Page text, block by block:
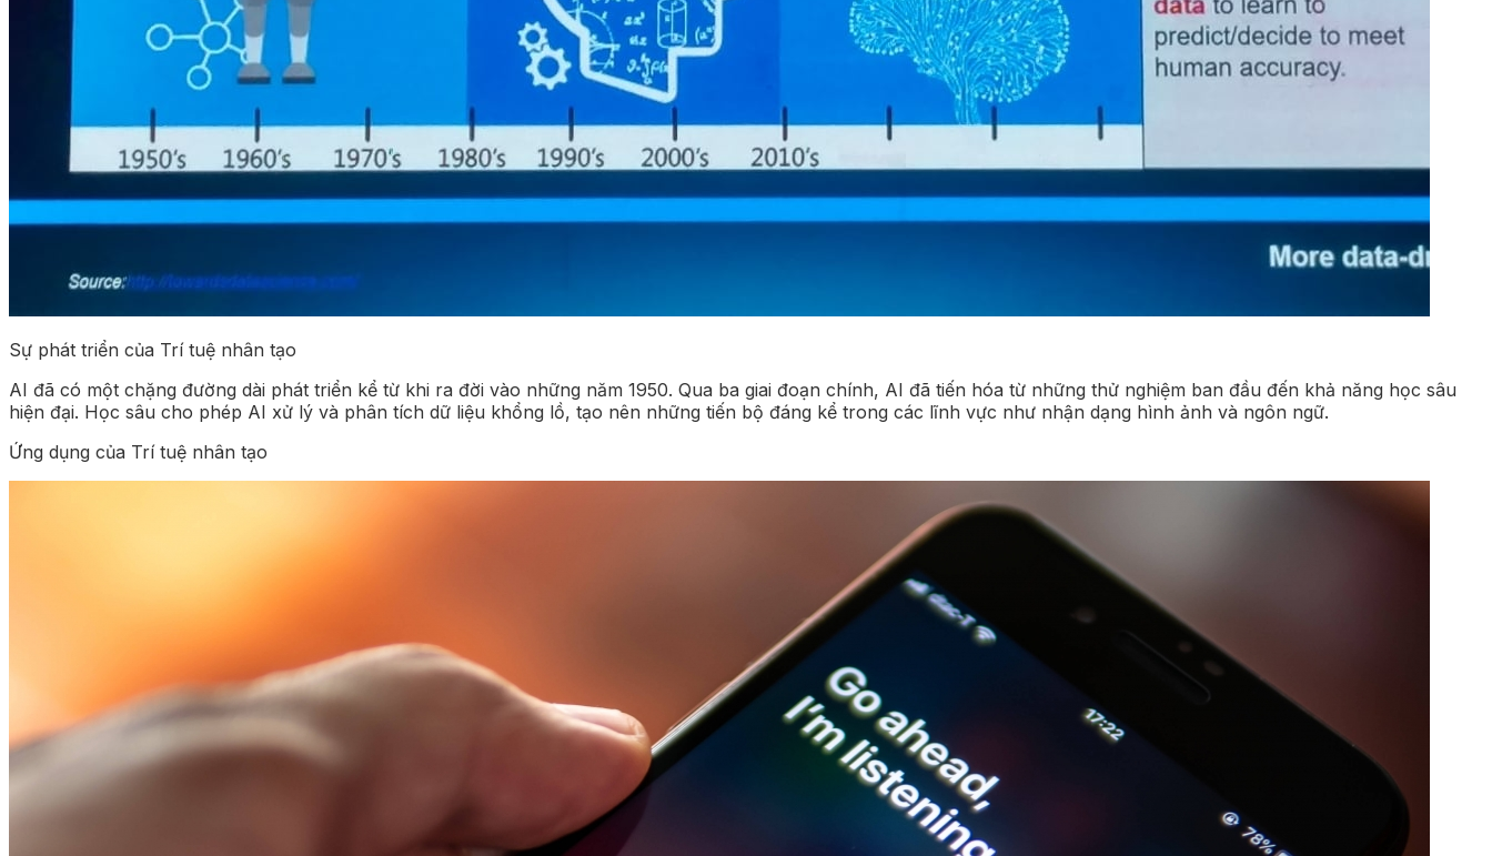
Sự phát triển của Trí tuệ nhân tạo
AI đã có một chặng đường dài phát triển kể từ khi ra đời vào những năm 1950. Qua ba giai đoạn chính, AI đã tiến hóa từ những thử nghiệm ban đầu đến khả năng học sâu
hiện đại. Học sâu cho phép AI xử lý và phân tích dữ liệu khổng lồ, tạo nên những tiến bộ đáng kể trong các lĩnh vực như nhận dạng hình ảnh và ngôn ngữ.
Ứng dụng của Trí tuệ nhân tạo